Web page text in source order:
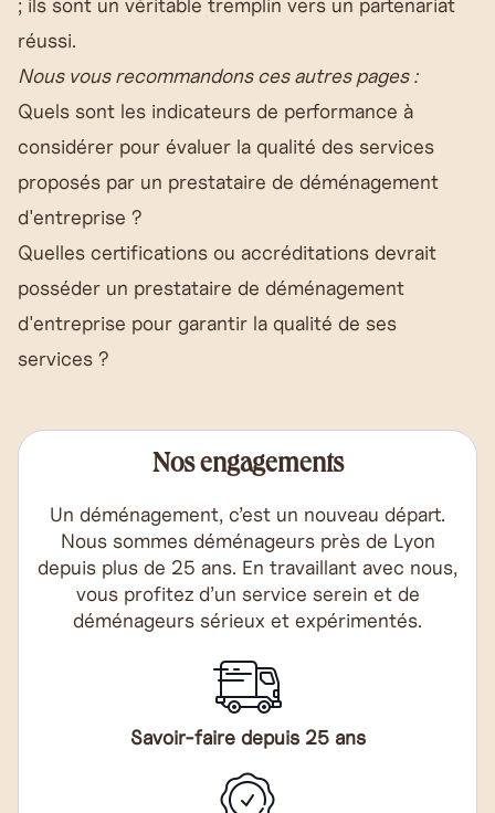
réussi.
Nous vous recommandons ces autres pages :
Quels sont les indicateurs de performance à
considérer pour évaluer la qualité des services
proposés par un prestataire de déménagement
d'entreprise ?
Quelles certifications ou accréditations devrait
posséder un prestataire de déménagement
d'entreprise pour garantir la qualité de ses
services ?
Nos engagements
Un déménagement, c’est un nouveau départ.
Nous sommes déménageurs près de Lyon
depuis plus de 25 ans. En travaillant avec nous,
vous profitez d’un service serein et de
déménageurs sérieux et expérimentés.
Savoir-faire depuis 25 ans